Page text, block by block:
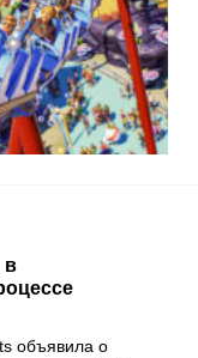
в
объявила о